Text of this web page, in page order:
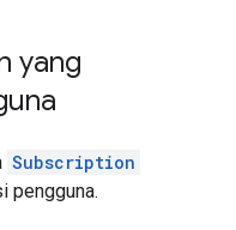
yang
Subscription
pengguna.